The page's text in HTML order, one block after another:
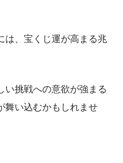
は、宝くじ運が高まる兆
い挑戦への意欲が強まる
舞い込むかもしれませ